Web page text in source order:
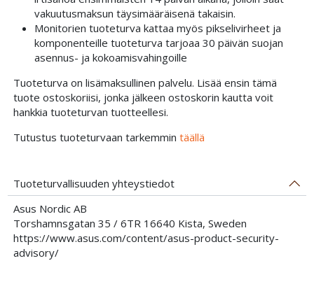
vakuutusmaksun täysimääräisenä takaisin.
Monitorien tuoteturva kattaa myös pikselivirheet ja
komponenteille tuoteturva tarjoaa 30 päivän suojan
asennus- ja kokoamisvahingoille
Tuoteturva on lisämaksullinen palvelu. Lisää ensin tämä
tuote ostoskoriisi, jonka jälkeen ostoskorin kautta voit
hankkia tuoteturvan tuotteellesi.
Tutustus tuoteturvaan tarkemmin täällä
Tuoteturvallisuuden yhteystiedot
Asus Nordic AB
Torshamnsgatan 35 / 6TR 16640 Kista, Sweden
https://www.asus.com/content/asus-product-security-
advisory/